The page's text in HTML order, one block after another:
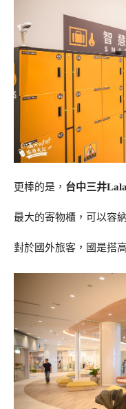
更棒的是， 台中三井
最大的寄物櫃，可以容
對於國外旅客，國是搭